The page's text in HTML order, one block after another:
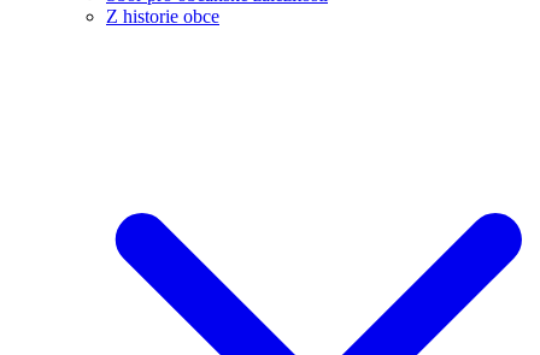
Z historie obce